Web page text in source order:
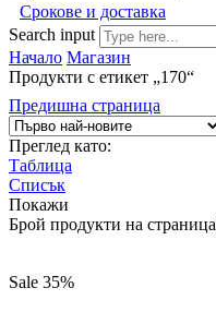
Срокове и доставка
Search input
Начало Магазин
Продукти с етикет „170“
Предишна страница
Преглед като:
Таблица
Списък
Покажи
Брой продукти на страница
Sale 35%